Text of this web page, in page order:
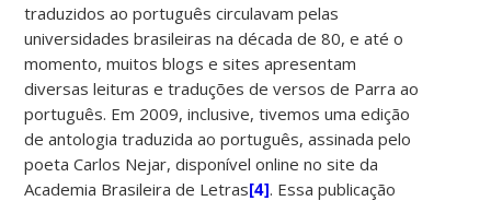
traduzidos ao português circulavam pelas
universidades brasileiras na década de 80, e até o
momento, muitos blogs e sites apresentam
diversas leituras e traduções de versos de Parra ao
português. Em 2009, inclusive, tivemos uma edição
de antologia traduzida ao português, assinada pelo
poeta Carlos Nejar, disponível online no site da
Academia Brasileira de Letras[4]. Essa publicação